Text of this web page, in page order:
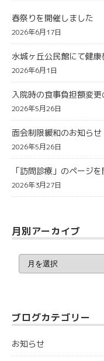
春祭りを開催しました
2026年6月17日
水城ヶ丘公民館にて健
2026年6月1日
入院時の食事負担額変
2026年5月26日
面会制限緩和のお知らせ
2026年5月26日
「訪問診療」のページ
2026年3月27日
月別アーカイブ
別
ー
ブログカテゴリー
お知らせ